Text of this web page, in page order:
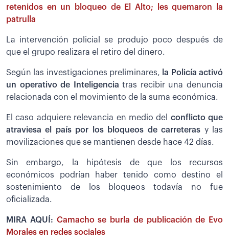
retenidos en un bloqueo de El Alto; les quemaron la
patrulla
La intervención policial se produjo poco después de
que el grupo realizara el retiro del dinero.
Según las investigaciones preliminares, la Policía activó
un operativo de Inteligencia tras recibir una denuncia
relacionada con el movimiento de la suma económica.
El caso adquiere relevancia en medio del
conflicto que
atraviesa el país por los bloqueos de carreteras y las
movilizaciones que se mantienen desde hace 42 días.
Sin embargo, la hipótesis de que los recursos
económicos podrían haber tenido como destino el
sostenimiento de los bloqueos todavía no fue
oficializada.
MIRA AQUÍ: Camacho se burla de publicación de Evo
Morales en redes sociales